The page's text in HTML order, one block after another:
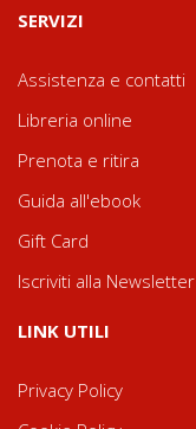
SERVIZI
Assistenza e contatti
Libreria online
Prenota e ritira
Guida all'ebook
Gift Card
Iscriviti alla Newsletter
LINK UTILI
Privacy Policy